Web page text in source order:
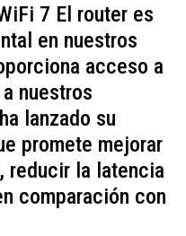
7 El router es
en nuestros
acceso a
nuestros
lanzado su
promete mejorar
reducir la latencia
comparación con